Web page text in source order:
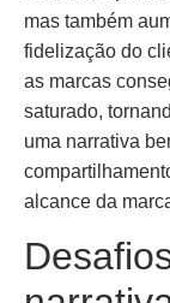
mas também
fidelização do
as marcas
saturado,
uma narrativa
alcance da